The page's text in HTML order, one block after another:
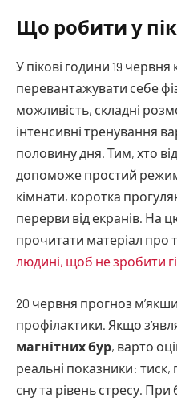
Що робити у
У пікові години 19
перевантажувати себе
можливість, складні
інтенсивні тренування
половину дня. Тим, хто
допоможе простий
кімнати, коротка
перерви від екранів. На
прочитати матеріал про
людині, щоб не зробити
20 червня прогноз
профілактики. Якщо
магнітних бур, варто
реальні показники: тиск,
сну та рівень стресу. При